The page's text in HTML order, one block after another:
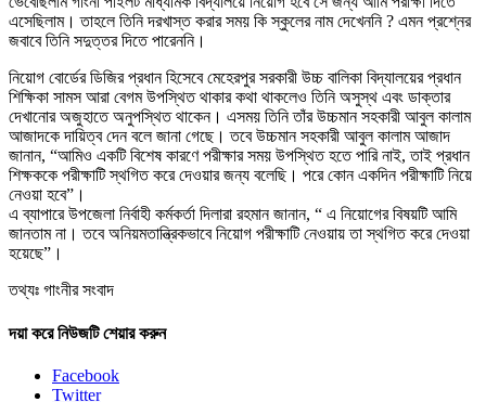
এসেছিলাম। তাহলে তিনি দরখাস্ত করার সময় কি স্কুলের নাম দেখেননি ? এমন প্রশ্নের
জবাবে তিনি সদুত্তর দিতে পারেননি।
নিয়োগ বোর্ডের ডিজির প্রধান হিসেবে মেহেরপুর সরকারী উচ্চ বালিকা বিদ্যালয়ের প্রধান
শিক্ষিকা সামস আরা বেগম উপস্থিত থাকার কথা থাকলেও তিনি অসুস্থ এবং ডাক্তার
দেখানোর অজুহাতে অনুপস্থিত থাকেন। এসময় তিনি তাঁর উচ্চমান সহকারী আবুল কালাম
আজাদকে দায়িত্ব দেন বলে জানা গেছে। তবে উচ্চমান সহকারী আবুল কালাম আজাদ
জানান, “আমিও একটি বিশেষ কারণে পরীক্ষার সময় উপস্থিত হতে পারি নাই, তাই প্রধান
শিক্ষককে পরীক্ষাটি স্থগিত করে দেওয়ার জন্য বলেছি। পরে কোন একদিন পরীক্ষাটি নিয়ে
নেওয়া হবে”।
এ ব্যাপারে উপজেলা নির্বাহী কর্মকর্তা দিলারা রহমান জানান, “ এ নিয়োগের বিষয়টি আমি
জানতাম না। তবে অনিয়মতান্ত্রিকভাবে নিয়োগ পরীক্ষাটি নেওয়ায় তা স্থগিত করে দেওয়া
হয়েছে”।
তথ্যঃ গাংনীর সংবাদ
দয়া করে নিউজটি শেয়ার করুন
Facebook
Twitter